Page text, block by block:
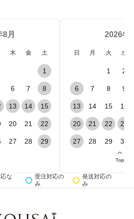
レス・ドメイン指定がされている可
定をお願いいたします。
話で回答を差し上げることがござ
ください。
について *必須
シーに同意の上、送信をお願いい
報）保護理念 及び 個人情報保護ポ
様及びサービスの利用者様（以下合
8月
木 金 土
1
6 7 8
13 14 15
20 21 22
27 28 29
2026年
日 月 火 水
1 2
6 7 8 9
13 14 15 16
20 21 22 23
27 28 29 30
な
受注対応の
み
発送対応の
み